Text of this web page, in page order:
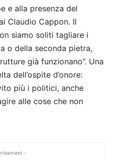
e alla presenza del
Claudio Cappon. Il
siamo soliti tagliare i
o della seconda pietra,
già funzionano”. Una
dell’ospite d’onore:
più i politici, anche
alle cose che non
-